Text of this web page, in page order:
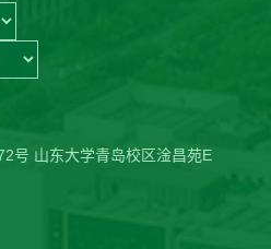
号 山东大学青岛校区淦昌苑E